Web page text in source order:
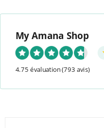
My Amana Shop
4.75 évaluation(793 avis)